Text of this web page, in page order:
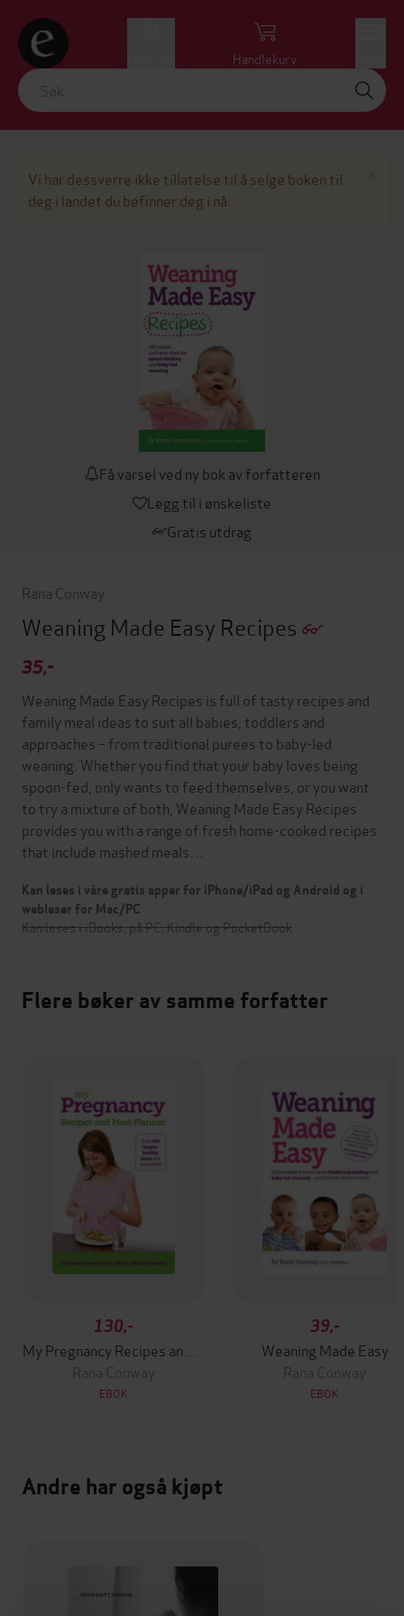
Handlekurv
Vi har dessverre ikke tillatelse til å selge boken til
deg i landet du befinner deg i nå.
Få varsel ved ny bok av forfatteren
Legg til i ønskeliste
Gratis utdrag
Rana Conway
Weaning Made Easy Recipes
35,-
Weaning Made Easy Recipes is full of tasty recipes and
family meal ideas to suit all babies, toddlers and
approaches – from traditional purees to baby-led
weaning. Whether you find that your baby loves being
spoon-fed, only wants to feed themselves, or you want
to try a mixture of both, Weaning Made Easy Recipes
provides you with a range of fresh home-cooked recipes
that include mashed meals…
Kan leses i våre gratis apper for iPhone/iPad og Android og i
webleser for Mac/PC
Kan leses i iBooks, på PC, Kindle og PocketBook
Flere bøker av samme forfatter
130,-
Rana Conway
EBOK
39,-
Weaning Made Easy
Rana Conway
EBOK
Andre har også kjøpt